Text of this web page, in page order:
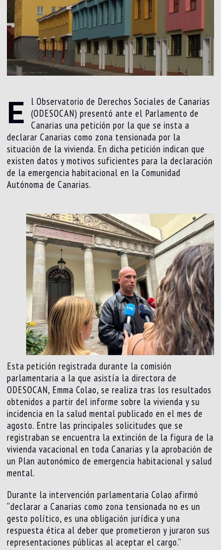
E
l Observatorio de Derechos Sociales de Canarias
(ODESOCAN) presentó ante el Parlamento de
Canarias una petición por la que se insta a
declarar Canarias como zona tensionada por la
situación de la vivienda. En dicha petición indican que
existen datos y motivos suficientes para la declaración
de la emergencia habitacional en la Comunidad
Autónoma de Canarias.
Esta petición registrada durante la comisión
parlamentaria a la que asistía la directora de
ODESOCAN, Emma Colao, se realiza tras los resultados
obtenidos a partir del informe sobre la vivienda y su
incidencia en la salud mental publicado en el mes de
agosto. Entre las principales solicitudes que se
registraban se encuentra la extinción de la figura de la
vivienda vacacional en toda Canarias y la aprobación de
un Plan autonómico de emergencia habitacional y salud
mental.
Durante la intervención parlamentaria Colao afirmó
“declarar a Canarias como zona tensionada no es un
gesto político, es una obligación jurídica y una
respuesta ética al deber que prometieron y juraron sus
representaciones públicas al aceptar el cargo.”